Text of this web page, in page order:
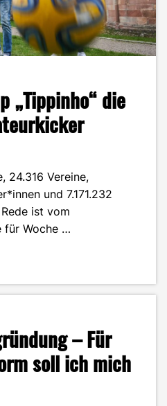
„Tippinho“ die
24.316 Vereine,
und 7.171.232
ist vom
für Woche …
– Für
soll ich mich